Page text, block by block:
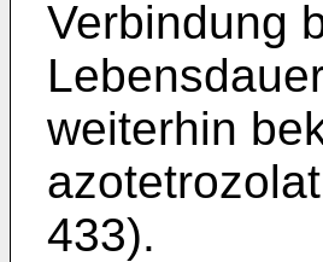
Verbindung
weiterhin
433).